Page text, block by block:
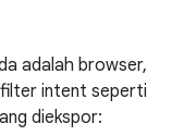
adalah browser,
intent seperti
diekspor: